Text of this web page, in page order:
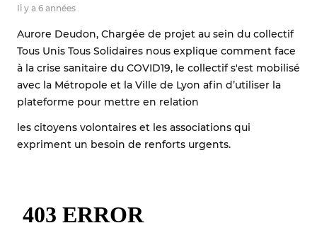
Il y a 6 années
Aurore Deudon, Chargée de projet au sein du collectif
Tous Unis Tous Solidaires nous explique comment face
à la crise sanitaire du COVID19, le collectif s'est mobilisé
avec la Métropole et la Ville de Lyon afin d’utiliser la
plateforme pour mettre en relation
les citoyens volontaires et les associations qui
expriment un besoin de renforts urgents.